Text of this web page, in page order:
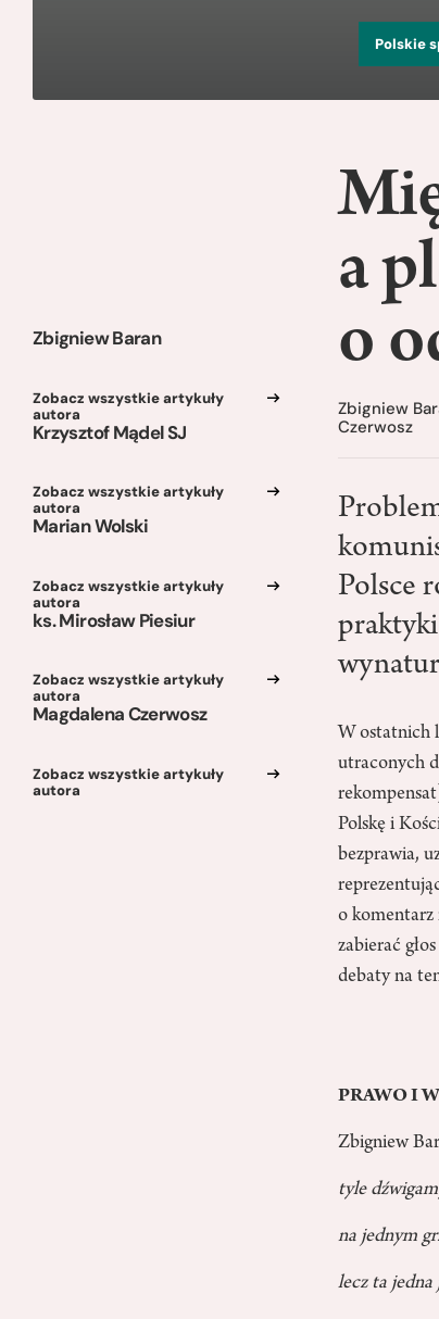
Polskie
Zbigniew Baran
Zobacz wszystkie artykuły
autora
Krzysztof Mądel SJ
Zobacz wszystkie artykuły
autora
Marian Wolski
Zobacz wszystkie artykuły
autora
ks. Mirosław Piesiur
Zobacz wszystkie artykuły
autora
Magdalena Czerwosz
Zobacz wszystkie artykuły
autora
a
o
Zbigniew
Czerwosz
Polsce
W ostatnich
utraconych
Polskę i
bezprawia,
o komentarz
zabierać
debaty na
PRAWO I
Zbigniew
tyle
na jednym
lecz ta jedna